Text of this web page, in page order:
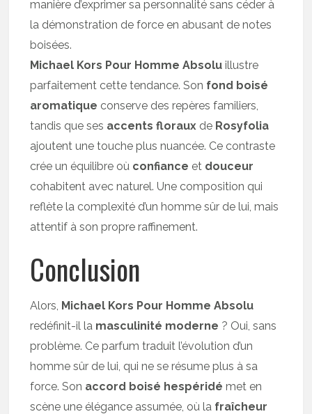
manière d’exprimer sa personnalité sans céder à
la démonstration de force en abusant de notes
boisées.
Michael Kors Pour Homme Absolu illustre
parfaitement cette tendance. Son fond boisé
aromatique conserve des repères familiers,
tandis que ses accents floraux de Rosyfolia
ajoutent une touche plus nuancée. Ce contraste
crée un équilibre où confiance et douceur
cohabitent avec naturel. Une composition qui
reflète la complexité d’un homme sûr de lui, mais
attentif à son propre raffinement.
Conclusion
Alors, Michael Kors Pour Homme Absolu
redéfinit-il la masculinité moderne ? Oui, sans
problème. Ce parfum traduit l’évolution d’un
homme sûr de lui, qui ne se résume plus à sa
force. Son accord boisé hespéridé met en
scène une élégance assumée, où la fraîcheur